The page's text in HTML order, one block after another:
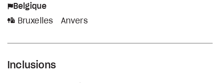
Belgique
Bruxelles
Anvers
Inclusions